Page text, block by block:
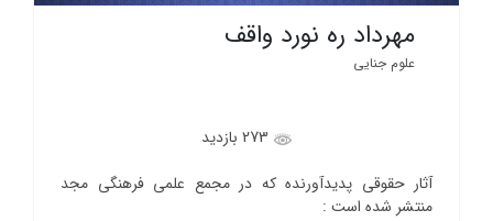
مهرداد ره نورد واقف
علوم جنایی
آثار حقوقی پدیدآورنده که در مجمع علمی فرهنگی مجد
منتشر شده است :